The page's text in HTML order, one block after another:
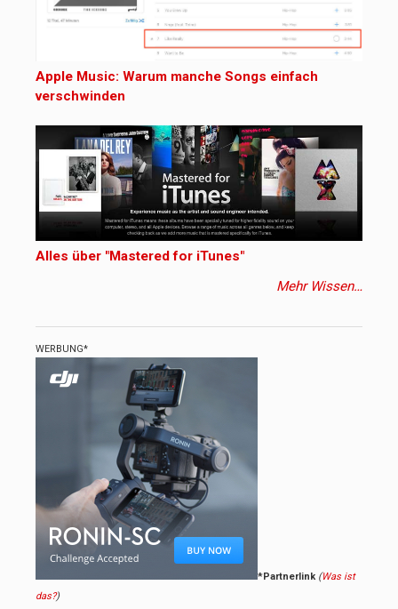
Apple Music: Warum manche Songs einfach
verschwinden
Alles über "Mastered for iTunes"
Mehr Wissen…
WERBUNG*
*Partnerlink (Was ist
das?)